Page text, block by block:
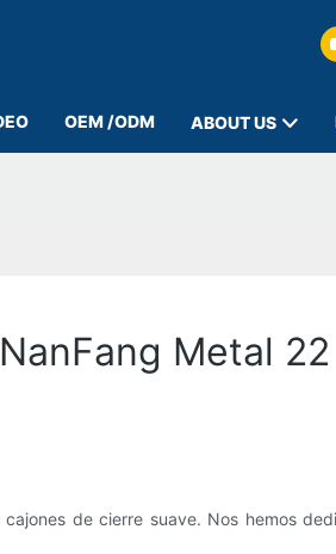
OEM /ODM ABOUT US
Metal
de cierre suave. Nos hemos